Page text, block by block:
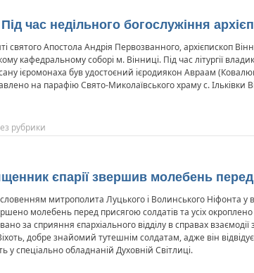
час недільного богослужіння
святого Апостола Андрія Первозванного, архієпископ
кафедральному соборі м. Вінниці. Під час літургії
ієромонаха був удостоєний ієродиякон Авраам
на парафію Свято-Миколаївського храму с. Ільківки
рубрики
єпарії звершив молебень
митрополита Луцького і Волинського Ніфонта у
молебень перед присягою солдатів та усіх
за сприяння єпархіального відділу в справах
добре знайомий тутешнім солдатам, адже він
у спеціально обладнаній Духовній Світлиці.